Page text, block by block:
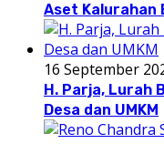
Aset Kalurahan
16 September
H. Parja, Lurah
Desa dan UMKM